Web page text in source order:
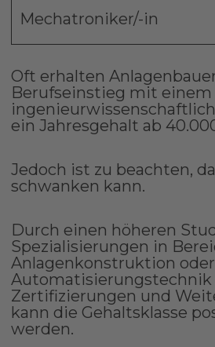
Mechatroniker/-in
Oft erhalten
Berufseinstieg mit einem
ein Jahresgehalt ab
Jedoch ist zu beachten,
schwanken kann.
Durch einen höheren
Spezialisierungen in
Anlagenkonstruktion
Automatisierungstechnik
Zertifizierungen und
kann die Gehaltsklasse
werden.